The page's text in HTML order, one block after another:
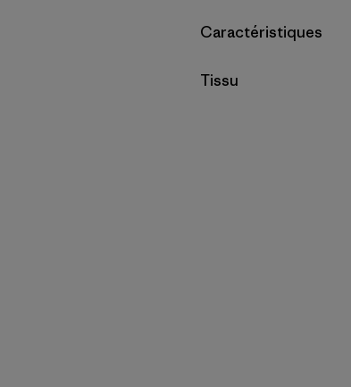
Filtrer par
Caractéristiques
Filtrer par
Tissu